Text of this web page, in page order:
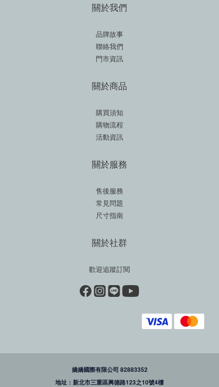
關於我們
品牌故事
聯絡我們
門市資訊
關於商品
購買須知
購物流程
活動資訊
關於服務
售後服務
常見問題
尺寸指南
關於社群
歡迎追蹤訂閱
嬌嬌國際有限公司 82883352
地址：新北市三重區興德路123之10號4樓